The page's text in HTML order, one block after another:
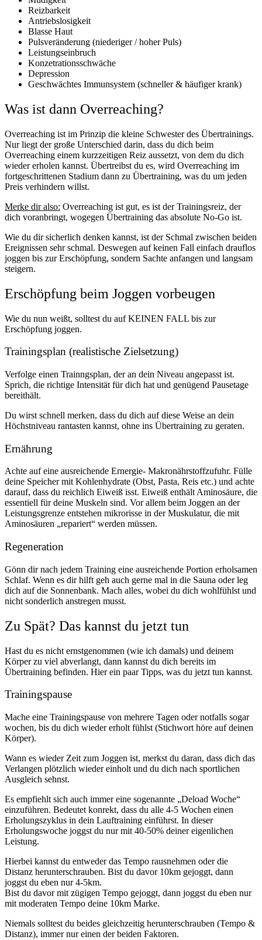
Reizbarkeit
Antriebslosigkeit
Blasse Haut
Pulsveränderung (niederiger / hoher Puls)
Leistungseinbruch
Konzetrationsschwäche
Depression
Geschwächtes Immunsystem (schneller & häufiger krank)
Was ist dann Overreaching?
Overreaching ist im Prinzip die kleine Schwester des Übertrainings.
Nur liegt der große Unterschied darin, dass du dich beim
Overreaching einem kurzzeitigen Reiz aussetzt, von dem du dich
wieder erholen kannst. Übertreibst du es, wird Overreaching im
fortgeschrittenen Stadium dann zu Übertraining, was du um jeden
Preis verhindern willst.
Merke dir also: Overreaching ist gut, es ist der Trainingsreiz, der
dich voranbringt, wogegen Übertraining das absolute No-Go ist.
Wie du dir sicherlich denken kannst, ist der Schmal zwischen beiden
Ereignissen sehr schmal. Deswegen auf keinen Fall einfach drauflos
joggen bis zur Erschöpfung, sondern Sachte anfangen und langsam
steigern.
Erschöpfung beim Joggen vorbeugen
Wie du nun weißt, solltest du auf KEINEN FALL bis zur
Erschöpfung joggen.
Trainingsplan (realistische Zielsetzung)
Verfolge einen Trainngsplan, der an dein Niveau angepasst ist.
Sprich, die richtige Intensität für dich hat und genügend Pausetage
bereithält.
Du wirst schnell merken, dass du dich auf diese Weise an dein
Höchstniveau rantasten kannst, ohne ins Übertraining zu geraten.
Ernährung
Achte auf eine ausreichende Ernergie- Makronährstoffzufuhr. Fülle
deine Speicher mit Kohlenhydrate (Obst, Pasta, Reis etc.) und achte
darauf, dass du reichlich Eiweiß isst. Eiweiß enthält Aminosäure, die
essentiell für deine Muskeln sind. Vor allem beim Joggen an der
Leistungsgrenze entstehen mikrorisse in der Muskulatur, die mit
Aminosäuren „repariert“ werden müssen.
Regeneration
Gönn dir nach jedem Training eine ausreichende Portion erholsamen
Schlaf. Wenn es dir hilft geh auch gerne mal in die Sauna oder leg
dich auf die Sonnenbank. Mach alles, wobei du dich wohlfühlst und
nicht sonderlich anstregen musst.
Zu Spät? Das kannst du jetzt tun
Hast du es nicht ernstgenommen (wie ich damals) und deinem
Körper zu viel abverlangt, dann kannst du dich bereits im
Übertraining befinden. Hier ein paar Tipps, was du jetzt tun kannst.
Trainingspause
Mache eine Trainingspause von mehrere Tagen oder notfalls sogar
wochen, bis du dich wieder erholt fühlst (Stichwort höre auf deinen
Körper).
Wann es wieder Zeit zum Joggen ist, merkst du daran, dass dich das
Verlangen plötzlich wieder einholt und du dich nach sportlichen
Ausgleich sehnst.
Es empfiehlt sich auch immer eine sogenannte „Deload Woche“
einzuführen. Bedeutet konrekt, dass du alle 4-5 Wochen einen
Erholungszyklus in dein Lauftraining einführst. In dieser
Erholungswoche joggst du nur mit 40-50% deiner eigenlichen
Leistung.
Hierbei kannst du entweder das Tempo rausnehmen oder die
Distanz herunterschrauben. Bist du davor 10km gejoggt, dann
joggst du eben nur 4-5km.
Bist du davor mit zügigen Tempo gejoggt, dann joggst du eben nur
mit moderaten Tempo deine 10km Marke.
Niemals solltest du beides gleichzeitig herunterschrauben (Tempo &
Distanz), immer nur einen der beiden Faktoren.